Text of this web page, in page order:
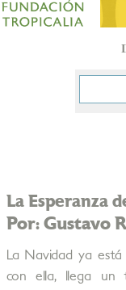
La Esperanza
Por: Gustavo
La Navidad ya está
con ella, llega un